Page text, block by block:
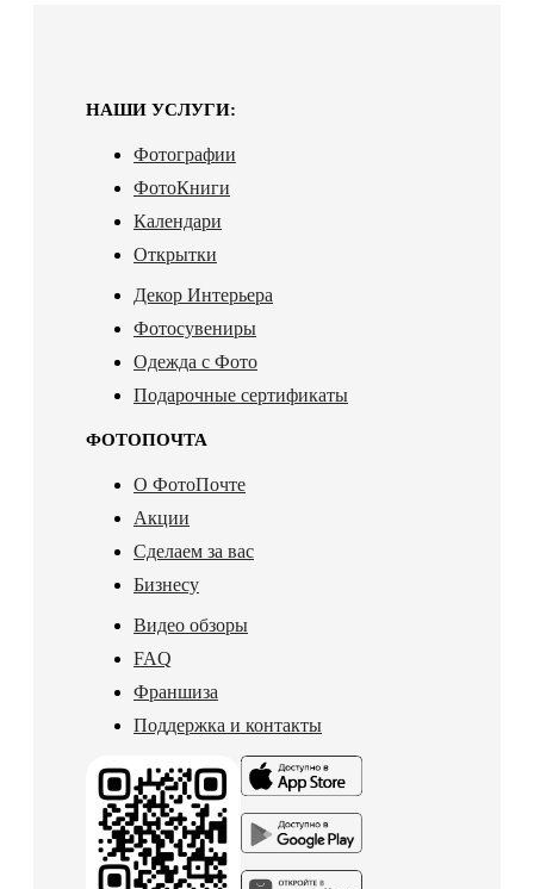
НАШИ УСЛУГИ:
Фотографии
ФотоКниги
Календари
Открытки
Декор Интерьера
Фотосувениры
Одежда с Фото
Подарочные сертификаты
ФОТОПОЧТА
О ФотоПочте
Акции
Сделаем за вас
Бизнесу
Видео обзоры
FAQ
Франшиза
Поддержка и контакты